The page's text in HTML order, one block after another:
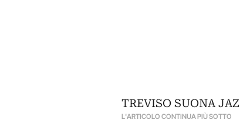
TREVISO SUONA
L'ARTICOLO CONTINUA PIÙ SOTTO